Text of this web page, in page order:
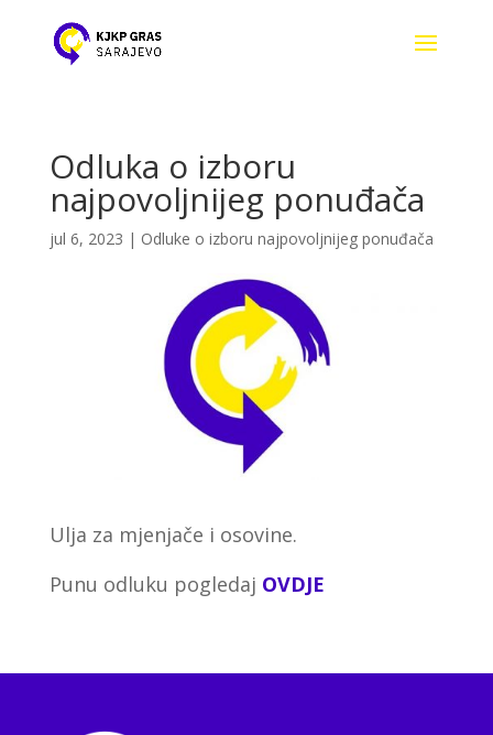
Odluka o izboru
najpovoljnijeg ponuđača
jul 6, 2023 | Odluke o izboru najpovoljnijeg ponuđača
Ulja za mjenjače i osovine.
Punu odluku pogledaj OVDJE